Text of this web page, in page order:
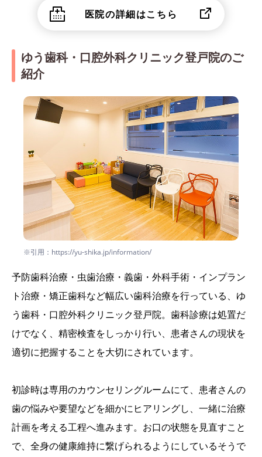
医院の詳細はこちら
ゆう歯科・口腔外科クリニック登戸院のご
紹介
※引用：https://yu-shika.jp/information/
予防歯科治療・虫歯治療・義歯・外科手術・インプラン
ト治療・矯正歯科など幅広い歯科治療を行っている、ゆ
う歯科・口腔外科クリニック登戸院。歯科診療は処置だ
けでなく、精密検査をしっかり行い、患者さんの現状を
適切に把握することを大切にされています。
初診時は専用のカウンセリングルームにて、患者さんの
歯の悩みや要望などを細かにヒアリングし、一緒に治療
計画を考える工程へ進みます。お口の状態を見直すこと
で、全身の健康維持に繋げられるようにしているそうで